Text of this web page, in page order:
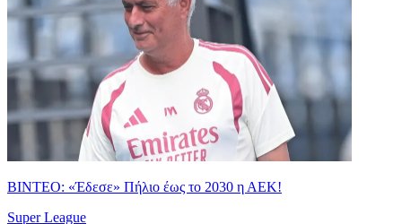
ΒΙΝΤΕΟ: «Έδεσε» Πήλιο έως το 2030 η ΑΕΚ!
Super League